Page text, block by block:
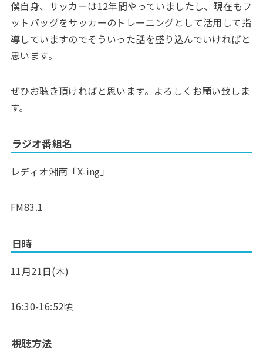
僕自身、サッカーは12年間やっていましたし、現在もフ
ットバッグをサッカーのトレーニングとして活用して指
導していますのでそういった話を盛り込んでいければと
思います。
ぜひお聴き頂ければと思います。よろしくお願い致しま
す。
ラジオ番組名
レディオ湘南「X-ing」
FM83.1
日時
11月21日(木)
16:30-16:52頃
視聴方法